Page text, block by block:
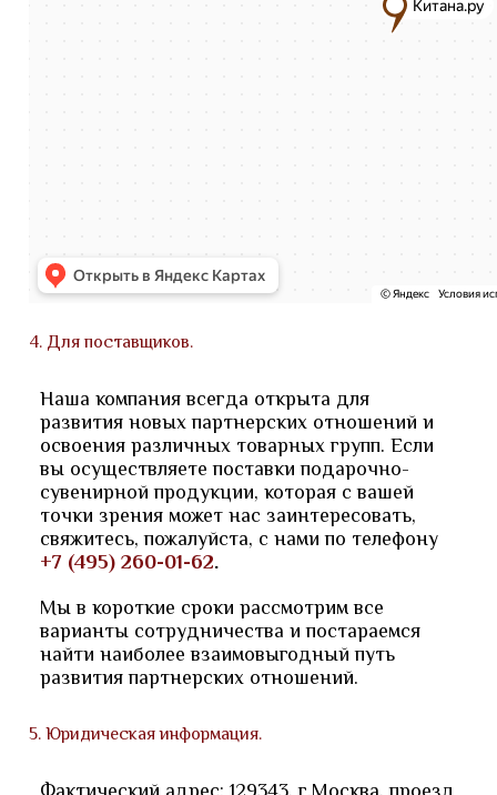
4. Для поставщиков.
Наша компания всегда открыта для
развития новых партнерских отношений и
освоения различных товарных групп. Если
вы осуществляете поставки подарочно-
сувенирной продукции, которая с вашей
точки зрения может нас заинтересовать,
свяжитесь, пожалуйста, с нами по телефону
+7 (495) 260-01-62.
Мы в короткие сроки рассмотрим все
варианты сотрудничества и постараемся
найти наиболее взаимовыгодный путь
развития партнерских отношений.
5. Юридическая информация.